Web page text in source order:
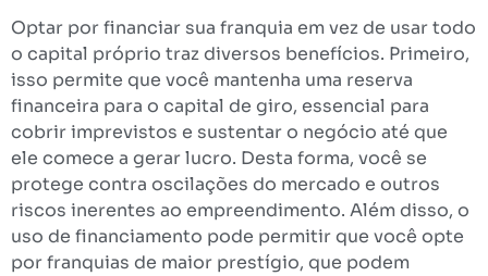
Optar por financiar sua franquia em vez de usar todo
o capital próprio traz diversos benefícios. Primeiro,
isso permite que você mantenha uma reserva
financeira para o capital de giro, essencial para
cobrir imprevistos e sustentar o negócio até que
ele comece a gerar lucro. Desta forma, você se
protege contra oscilações do mercado e outros
riscos inerentes ao empreendimento. Além disso, o
uso de financiamento pode permitir que você opte
por franquias de maior prestígio, que podem